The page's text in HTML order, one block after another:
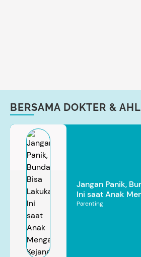
BERSAMA DOKTER &
Jangan Panik,
Ini saat Anak
Parenting